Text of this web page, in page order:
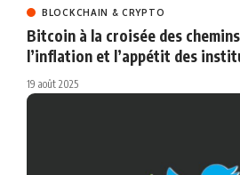
BLOCKCHAIN & CRYPTO
Bitcoin à la croisée des
l’inflation et l’appétit des
19 août 2025